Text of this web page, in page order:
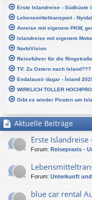
Erste Islandreise - Südküste
Lebensmitteltransport -
Anreise mit eigenem PKW,
Islandreise mit eigenem
NorbiVision
Reiseführer für die Ringstraße
TV: Zu Ostern nach Island???
Endalausir dagar - Ísland
WIRKLICH TOLLER
Gibt es wieder Piraten um
Aktuelle Beiträge
Erste
Forum: Reisepraxis -
Forum: Unterkunft
blue car rental